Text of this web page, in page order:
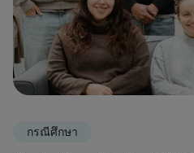
กรณีศึกษา